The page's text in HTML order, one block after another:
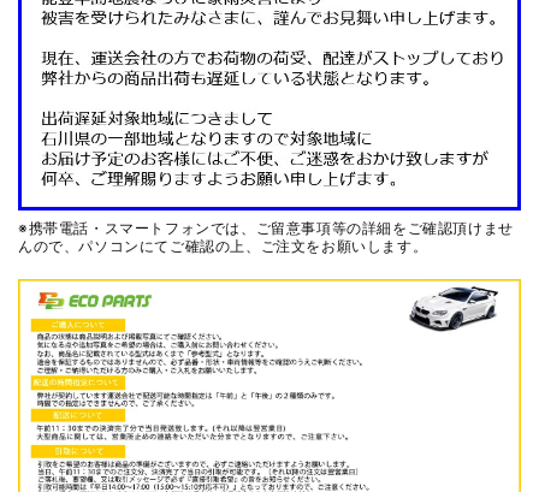
※携帯電話・スマートフォンでは、ご留意事項等の詳細をご確認頂けませ
んので、パソコンにてご確認の上、ご注文をお願いします。